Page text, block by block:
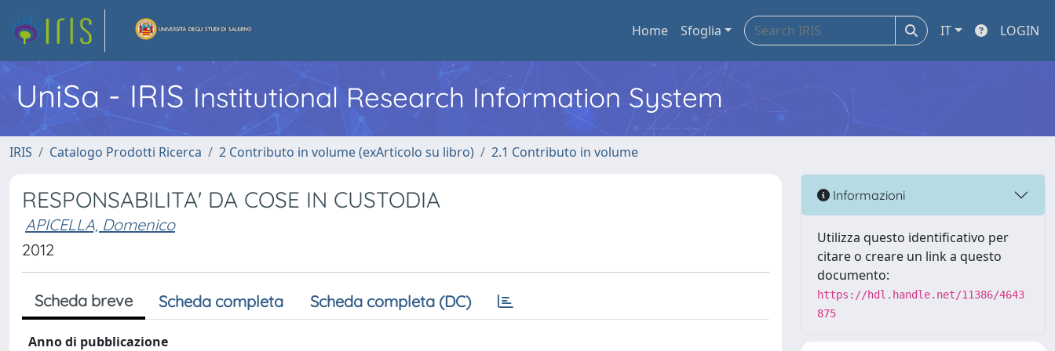
Home Sfoglia IT LOGIN
UniSa - IRIS Institutional Research Information System
IRIS Catalogo Prodotti Ricerca 2 Contributo in volume (exArticolo su libro) 2.1 Contributo in volume
RESPONSABILITA' DA COSE IN CUSTODIA
APICELLA, Domenico
2012
Scheda breve Scheda completa Scheda completa (DC)
Anno di pubblicazione
Informazioni
Utilizza questo identificativo per
citare o creare un link a questo
documento:
https://hdl.handle.net/11386/4643
875